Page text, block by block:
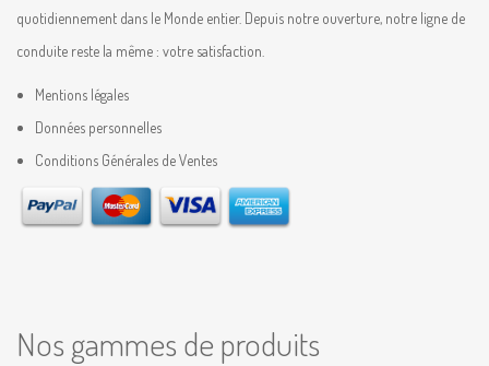
quotidiennement dans le Monde entier. Depuis notre ouverture, notre ligne de
conduite reste la même : votre satisfaction.
Mentions légales
Données personnelles
Conditions Générales de Ventes
Nos gammes de produits